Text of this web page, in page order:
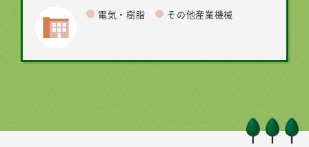
電気・樹脂 その他産業機械